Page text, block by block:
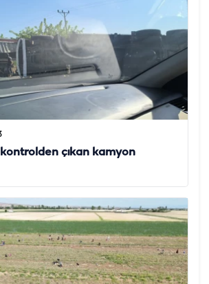
çıkan kamyon